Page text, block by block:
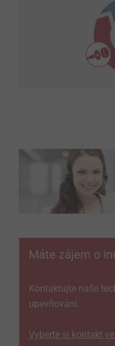
Máte zájem o
Kontaktujte naše
upevňování.
Vyberte si kontakt